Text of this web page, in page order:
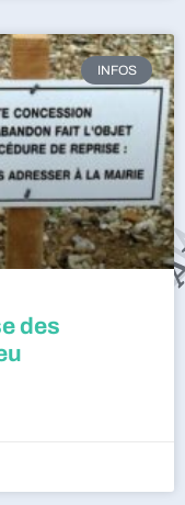
INFOS
des